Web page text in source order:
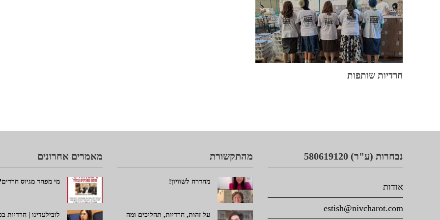
חרדיות שותפות
מאמרים אחרונים
מי מפחד מגיוס
לובילעדינו | חרדיות
מהתקשורת
מהדרה לשוויון!
על זהות, חרדיות, תהליכים ומה
נבחרות (ע"ר) 580619120
אודות
estish@nivcharot.com